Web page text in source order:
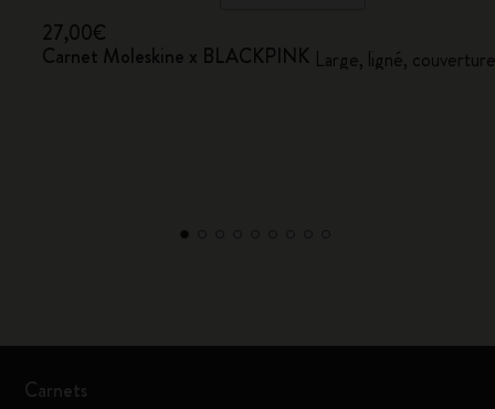
27,00€
Carnet Moleskine x BLACKPINK Large, ligné,
Carnets